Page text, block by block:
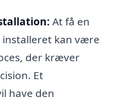
At få en
kan være
der kræver
Et
have den